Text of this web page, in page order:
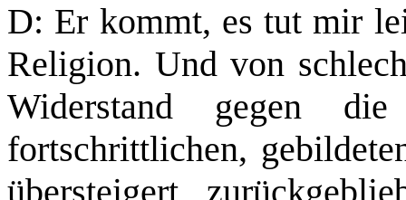
D: Er kommt, es tut mir
Religion. Und von
Widerstand gegen
fortschrittlichen,
übersteigert